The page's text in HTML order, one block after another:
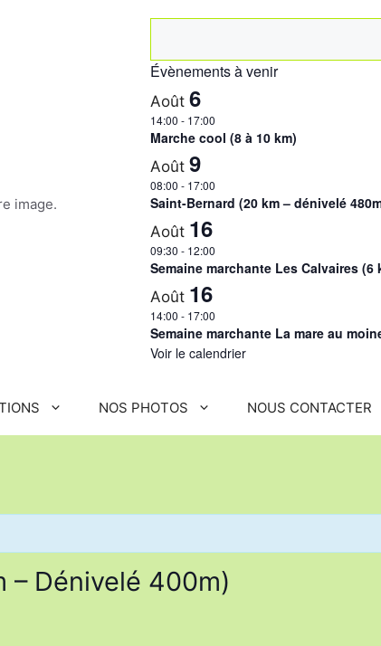
image.
Évènements à venir
Août 6
14:00 - 17:00
Marche cool (8 à 10 km)
Août 9
08:00 - 17:00
Saint-Bernard (20 km – dénivelé
Août 16
09:30 - 12:00
Semaine marchante Les Calvaires (6
Août 16
14:00 - 17:00
Semaine marchante La mare au
Voir le calendrier
NOS PHOTOS NOUS CONTACTER
– Dénivelé 400m)